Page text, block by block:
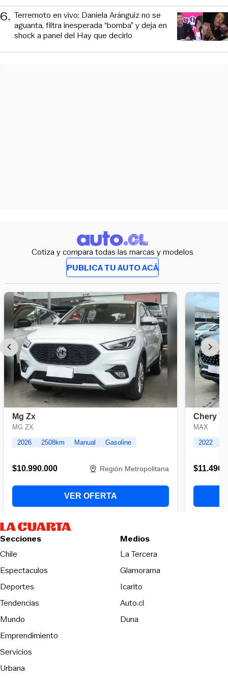
6. Terremoto en vivo: Daniela Aránguiz no se
aguanta, filtra inesperada “bomba” y deja en
shock a panel del Hay que decirlo
Cotiza y compara todas las marcas y modelos
PUBLICA TU AUTO ACÁ
Secciones
Chile
Espectaculos
Deportes
Tendencias
Mundo
Emprendimiento
Servicios
Urbana
Medios
La TerceraOpens in new
Glamorama
Icarito
Auto.cl
DunaOpens in new window